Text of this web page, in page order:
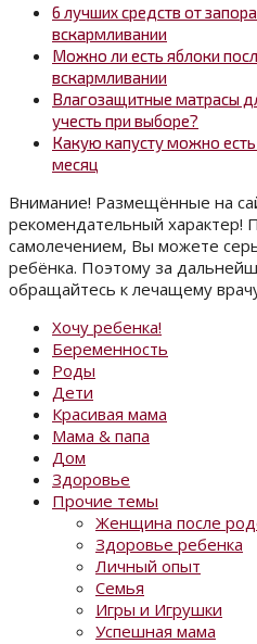
6 лучших средств от
вскармливании
Можно ли есть яблоки
вскармливании
Влагозащитные матрасы
учесть при выборе?
Какую капусту можно
месяц
Внимание! Размещённые на
рекомендательный характер!
самолечением, Вы можете
ребёнка. Поэтому за
обращайтесь к лечащему
Хочу ребенка!
Беременность
Роды
Дети
Красивая мама
Мама & папа
Дом
Здоровье
Прочие темы
Женщина после
Здоровье ребенка
Личный опыт
Семья
Игры и Игрушки
Успешная мама